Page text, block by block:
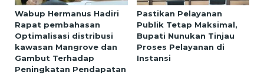
Wabup Hermanus Hadiri
Rapat pembahasan
Optimalisasi distribusi
kawasan Mangrove dan
Gambut Terhadap
Peningkatan Pendapatan
Pastikan Pelayanan
Publik Tetap Maksimal,
Bupati Nunukan Tinjau
Proses Pelayanan di
Instansi